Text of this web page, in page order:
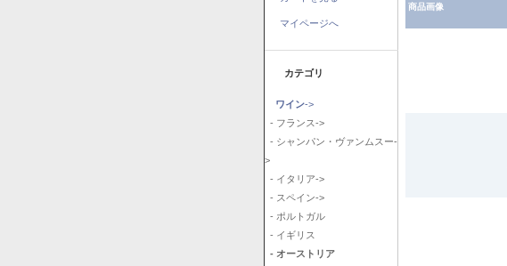
マイページへ
カテゴリ
ワイン->
- フランス->
- シャンパン・ヴァンムスー-
>
- イタリア->
- スペイン->
- ポルトガル
- イギリス
- オーストリア
商品画像